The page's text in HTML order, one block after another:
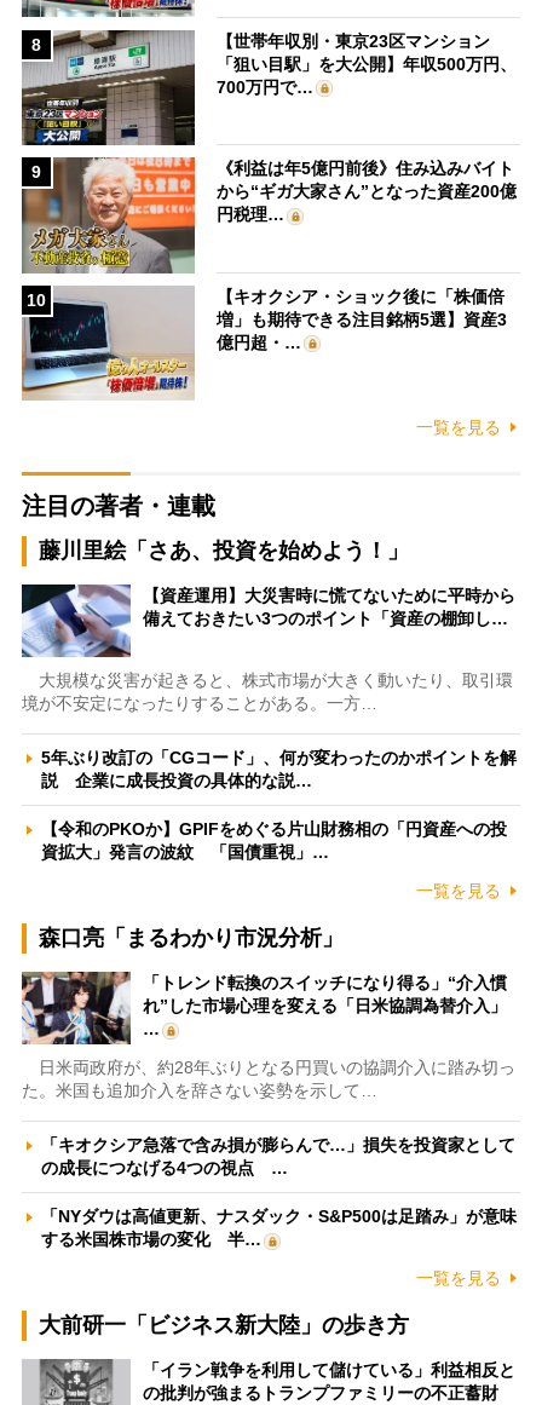
8
【世帯年収別・東京23区マンション
「狙い目駅」を大公開】年収500万円、
700万円で…
9
《利益は年5億円前後》住み込みバイト
から“ギガ大家さん”となった資産200億
円税理…
10
【キオクシア・ショック後に「株価倍
増」も期待できる注目銘柄5選】資産3
億円超・…
一覧を見る
注目の著者・連載
藤川里絵「さあ、投資を始めよう！」
【資産運用】大災害時に慌てないために平時から
備えておきたい3つのポイント「資産の棚卸し…
大規模な災害が起きると、株式市場が大きく動いたり、取引環
境が不安定になったりすることがある。一方…
5年ぶり改訂の「CGコード」、何が変わったのかポイントを解
説 企業に成長投資の具体的な説…
【令和のPKOか】GPIFをめぐる片山財務相の「円資産への投
資拡大」発言の波紋 「国債重視」…
一覧を見る
森口亮「まるわかり市況分析」
「トレンド転換のスイッチになり得る」“介入慣
れ”した市場心理を変える「日米協調為替介入」
…
日米両政府が、約28年ぶりとなる円買いの協調介入に踏み切っ
た。米国も追加介入を辞さない姿勢を示して…
「キオクシア急落で含み損が膨らんで…」損失を投資家として
の成長につなげる4つの視点 …
「NYダウは高値更新、ナスダック・S&P500は足踏み」が意味
する米国株市場の変化 半…
一覧を見る
大前研一「ビジネス新大陸」の歩き方
「イラン戦争を利用して儲けている」利益相反と
の批判が強まるトランプファミリーの不正蓄財